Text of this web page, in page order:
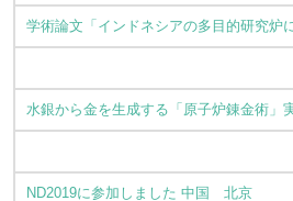
学術論文「インドネシアの多目的研究炉
水銀から金を生成する「原子炉錬金術」
ND2019に参加しました 中国 北京